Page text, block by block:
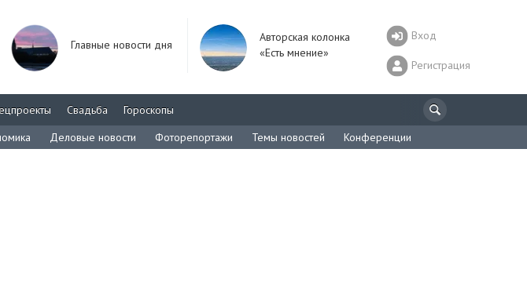
Главные новости дня
Авторская колонка
«Есть мнение»
Вход
Регистрация
Свадьба
Гороскопы
Деловые новости Фоторепортажи Темы новостей Конференции